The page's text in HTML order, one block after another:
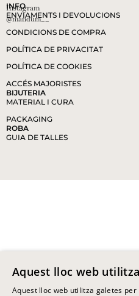
Instagram
@mandum__
INFO
ENVIAMENTS I DEVOLUCIONS
CONDICIONS DE COMPRA
POLÍTICA DE PRIVACITAT
POLÍTICA DE COOKIES
ACCÉS MAJORISTES
BIJUTERIA
MATERIAL I CURA
PACKAGING
ROBA
GUIA DE TALLES
Aquest lloc web
Aquest lloc web utilitza galetes